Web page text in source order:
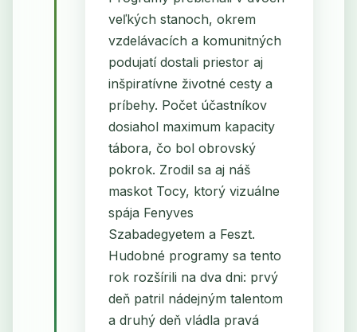
veľkých stanoch, okrem
vzdelávacích a komunitných
podujatí dostali priestor aj
inšpiratívne životné cesty a
príbehy. Počet účastníkov
dosiahol maximum kapacity
tábora, čo bol obrovský
pokrok. Zrodil sa aj náš
maskot Tocy, ktorý vizuálne
spája Fenyves
Szabadegyetem a Feszt.
Hudobné programy sa tento
rok rozšírili na dva dni: prvý
deň patril nádejným talentom
a druhý deň vládla pravá